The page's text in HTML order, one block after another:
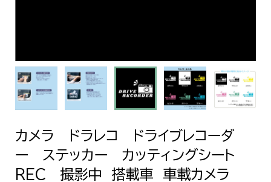
カメラ ドラレコ ドライブレコーダ
ー ステッカー カッティングシート
REC 撮影中 搭載車 車載カメラ